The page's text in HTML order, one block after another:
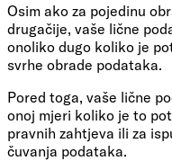
Osim ako za pojedinu
drugačije, vaše lične
onoliko dugo koliko je
svrhe obrade podataka.
Pored toga, vaše lične
onoj mjeri koliko je to
pravnih zahtjeva ili za
čuvanja podataka.